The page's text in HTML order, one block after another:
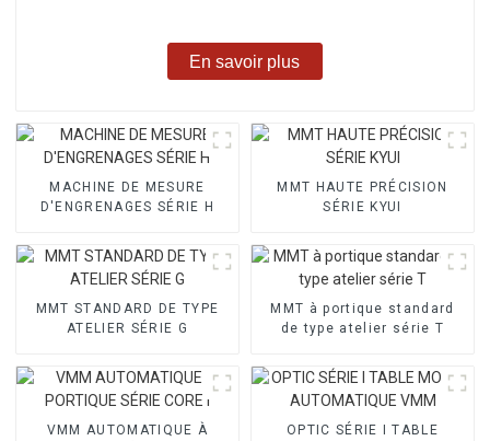
En savoir plus
MACHINE DE MESURE
D'ENGRENAGES SÉRIE H
MMT HAUTE PRÉCISION
SÉRIE KYUI
MMT STANDARD DE TYPE
ATELIER SÉRIE G
MMT à portique standard
de type atelier série T
VMM AUTOMATIQUE À
OPTIC SÉRIE I TABLE